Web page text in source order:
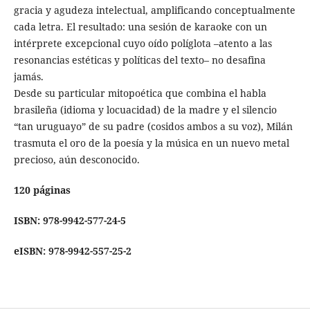
gracia y agudeza intelectual, amplificando conceptualmente
cada letra. El resultado: una sesión de karaoke con un
intérprete excepcional cuyo oído políglota –atento a las
resonancias estéticas y políticas del texto– no desafina
jamás.
Desde su particular mitopoética que combina el habla
brasileña (idioma y locuacidad) de la madre y el silencio
“tan uruguayo” de su padre (cosidos ambos a su voz), Milán
trasmuta el oro de la poesía y la música en un nuevo metal
precioso, aún desconocido.
120 páginas
ISBN: 978-9942-577-24-5
eISBN: 978-9942-557-25-2